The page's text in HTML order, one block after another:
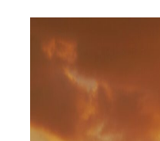
Inlineskaten(103)
Wer schreibt hier?